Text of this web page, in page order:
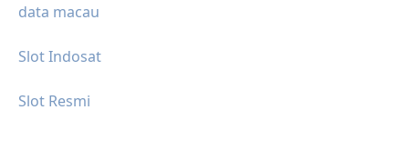
data macau
Slot Indosat
Slot Resmi